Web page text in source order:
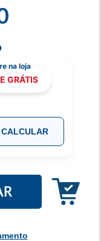
GRÁTIS
CALCULAR